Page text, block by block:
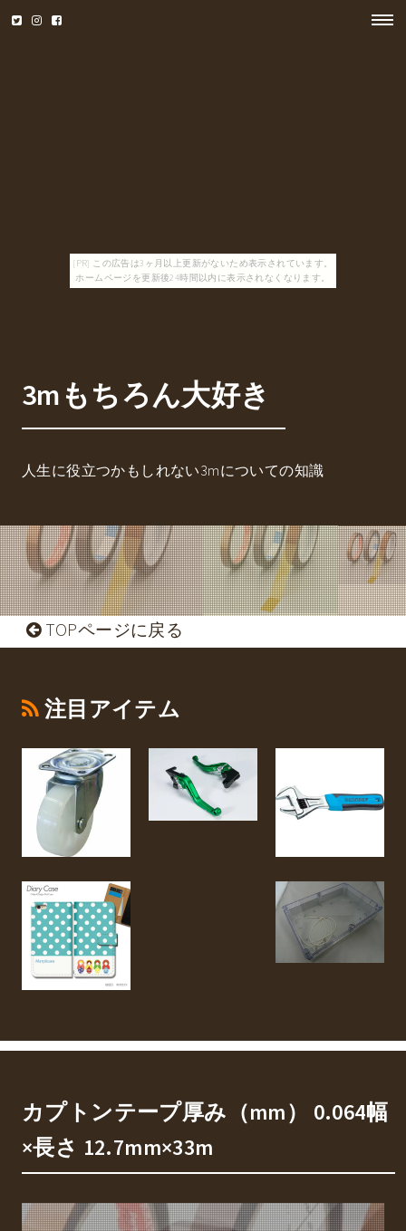
[PR] この広告は3ヶ月以上更新がないため表示されています。
ホームページを更新後24時間以内に表示されなくなります。
3mもちろん大好き
人生に役立つかもしれない3mについての知識
TOPページに戻る
注目アイテム
カプトンテープ厚み（mm） 0.064幅
×長さ 12.7mm×33m